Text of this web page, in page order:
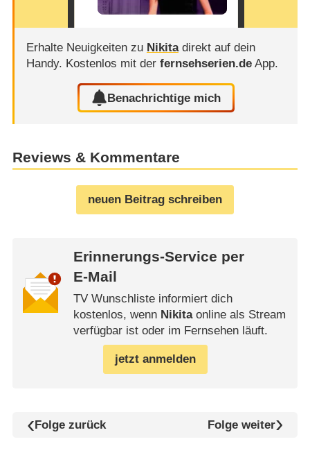
Erhalte Neuigkeiten zu Nikitadirekt auf dein
Handy. Kostenlos mit der fernsehserien.deApp.
Benachrichtige mich
Reviews & Kommentare
neuen Beitrag schreiben
Erinnerungs-Service per
E-Mail
TV Wunschliste informiert dich
kostenlos, wenn Nikitaonline als Stream
verfügbar ist oder im Fernsehen läuft.
jetzt anmelden
Folge zurück Folge weiter